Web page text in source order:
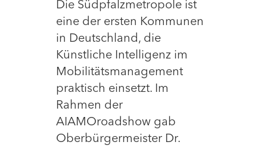
Die Südpfalzmetropole ist
eine der ersten Kommunen
in Deutschland, die
Künstliche Intelligenz im
Mobilitätsmanagement
praktisch einsetzt. Im
Rahmen der
AIAMOroadshow gab
Oberbürgermeister Dr.